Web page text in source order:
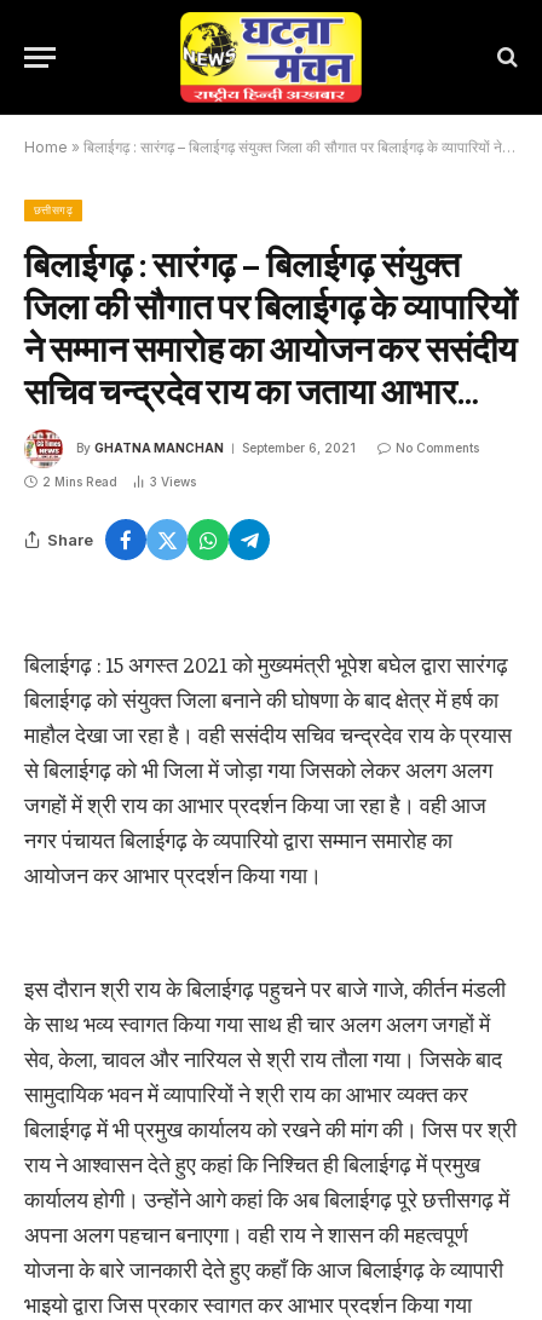
Home » बिलाईगढ़ : सारंगढ़ – बिलाईगढ़ संयुक्त जिला की सौगात पर बिलाईगढ़ के व्यापारियों ने सम्मान समारोह का आयोजन कर ससंदीय सचिव चन्द्रदेव राय का जताया आभार…
छत्तीसगढ़
बिलाईगढ़ : सारंगढ़ – बिलाईगढ़ संयुक्त
जिला की सौगात पर बिलाईगढ़ के व्यापारियों
ने सम्मान समारोह का आयोजन कर ससंदीय
सचिव चन्द्रदेव राय का जताया आभार…
By GHATNA MANCHAN September 6, 2021 No Comments
2 Mins Read 3 Views
Share
बिलाईगढ़ : 15 अगस्त 2021 को मुख्यमंत्री भूपेश बघेल द्वारा सारंगढ़
बिलाईगढ़ को संयुक्त जिला बनाने की घोषणा के बाद क्षेत्र में हर्ष का
माहौल देखा जा रहा है। वही ससंदीय सचिव चन्द्रदेव राय के प्रयास
से बिलाईगढ़ को भी जिला में जोड़ा गया जिसको लेकर अलग अलग
जगहों में श्री राय का आभार प्रदर्शन किया जा रहा है। वही आज
नगर पंचायत बिलाईगढ़ के व्यपारियो द्वारा सम्मान समारोह का
आयोजन कर आभार प्रदर्शन किया गया।
इस दौरान श्री राय के बिलाईगढ़ पहुचने पर बाजे गाजे, कीर्तन मंडली
के साथ भव्य स्वागत किया गया साथ ही चार अलग अलग जगहों में
सेव, केला, चावल और नारियल से श्री राय तौला गया। जिसके बाद
सामुदायिक भवन में व्यापारियों ने श्री राय का आभार व्यक्त कर
बिलाईगढ़ में भी प्रमुख कार्यालय को रखने की मांग की। जिस पर श्री
राय ने आश्वासन देते हुए कहां कि निश्चित ही बिलाईगढ़ में प्रमुख
कार्यालय होगी। उन्होंने आगे कहां कि अब बिलाईगढ़ पूरे छत्तीसगढ़ में
अपना अलग पहचान बनाएगा। वही राय ने शासन की महत्वपूर्ण
योजना के बारे जानकारी देते हुए कहाँ कि आज बिलाईगढ़ के व्यापारी
भाइयो द्वारा जिस प्रकार स्वागत कर आभार प्रदर्शन किया गया